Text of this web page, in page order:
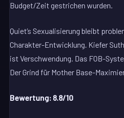
Budget/Zeit gestrichen wurden.
Quiet’s Sexualisierung bleibt
Charakter-Entwicklung. Kiefer
ist Verschwendung. Das FOB-
Der Grind für Mother Base-
Bewertung: 8.8/10